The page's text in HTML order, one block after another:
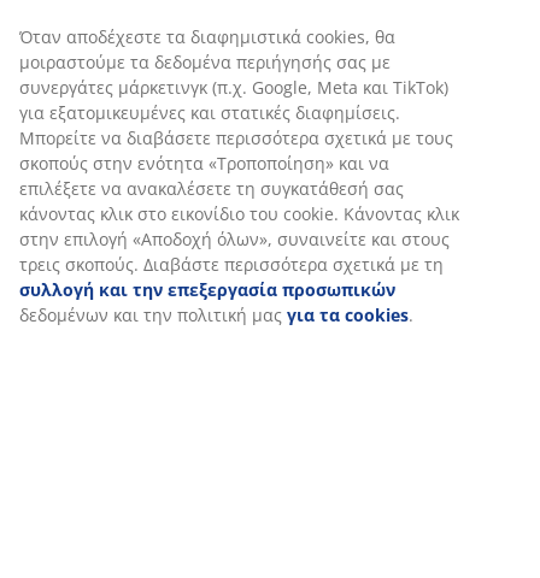
Αξιολογήσεις
(0)
Αποστολή
Όταν αποδέχεστε τα διαφημιστικά cookies, θα
μοιραστούμε τα δεδομένα περιήγησής σας με
συνεργάτες μάρκετινγκ (π.χ. Google, Meta και TikTok)
για εξατομικευμένες και στατικές διαφημίσεις.
Μπορείτε να διαβάσετε περισσότερα σχετικά με τους
σκοπούς στην ενότητα «Τροποποίηση» και να
επιλέξετε να ανακαλέσετε τη συγκατάθεσή σας
κάνοντας κλικ στο εικονίδιο του cookie. Κάνοντας κλικ
στην επιλογή «Αποδοχή όλων», συναινείτε και στους
τρεις σκοπούς. Διαβάστε περισσότερα σχετικά με τη
συλλογή και την επεξεργασία προσωπικών
δεδομένων και την πολιτική μας για τα cookies.